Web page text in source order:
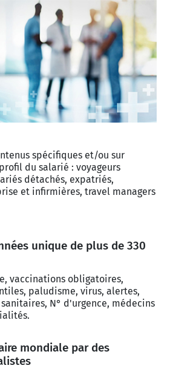
spécifiques et/ou sur
du salarié : voyageurs
détachés, expatriés,
et infirmières, travel managers
unique de plus de 330
vaccinations obligatoires,
paludisme, virus, alertes,
N° d'urgence, médecins
mondiale par des